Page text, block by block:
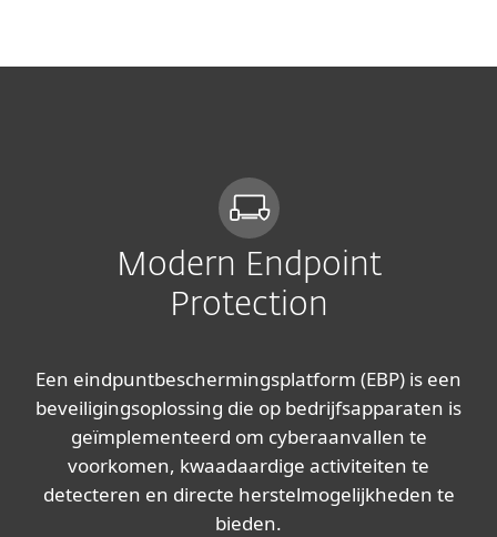
Modern Endpoint
Protection
Een eindpuntbeschermingsplatform (EBP) is een
beveiligingsoplossing die op bedrijfsapparaten is
geïmplementeerd om cyberaanvallen te
voorkomen, kwaadaardige activiteiten te
detecteren en directe herstelmogelijkheden te
bieden.